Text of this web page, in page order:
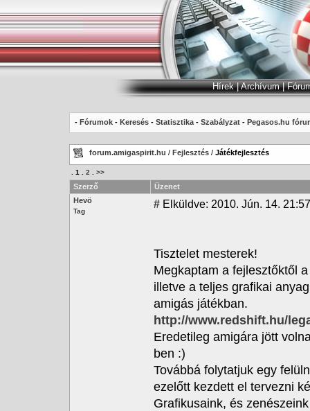
Hírek|Archívum|
- Fórumok - Keresés - Statisztika - Szabályzat - Pegasos.hu
forum.amigaspirit.hu / Fejlesztés / Játékfejlesztés
1 2 >>
Szerző
Üzenet
Hevö
Tag
# Elküldve: 2010. Jún. 14. 21:57
Tisztelet mesterek!
Megkaptam a fejlesztőktől
illetve a teljes grafikai
amigás játékban.
http://www.redshift.hu/
Eredetileg amigára jött
ben :)
Továbbá folytatjuk egy
ezelőtt kezdett el tervezni
Grafikusaink, és